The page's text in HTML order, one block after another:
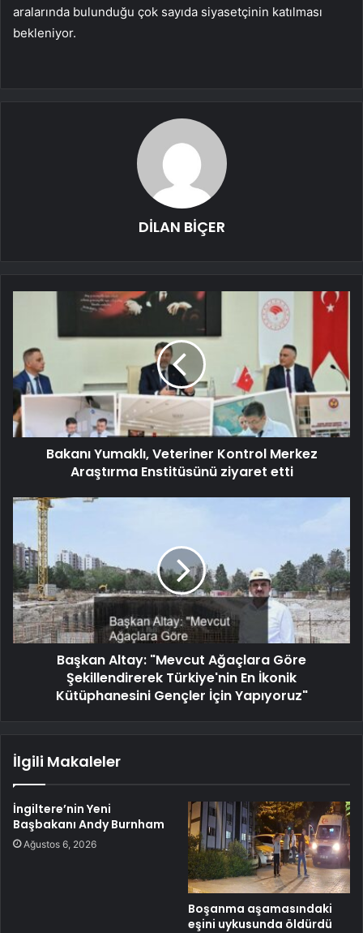
aralarında bulunduğu çok sayıda siyasetçinin katılması
bekleniyor.
DİLAN BİÇER
Bakanı Yumaklı, Veteriner Kontrol Merkez
Araştırma Enstitüsünü ziyaret etti
Başkan Altay: "Mevcut Ağaçlara Göre
Şekillendirerek Türkiye'nin En İkonik
Kütüphanesini Gençler İçin Yapıyoruz"
İlgili Makaleler
İngiltere’nin Yeni
Başbakanı Andy Burnham
Ağustos 6, 2026
Boşanma aşamasındaki
eşini uykusunda öldürdü